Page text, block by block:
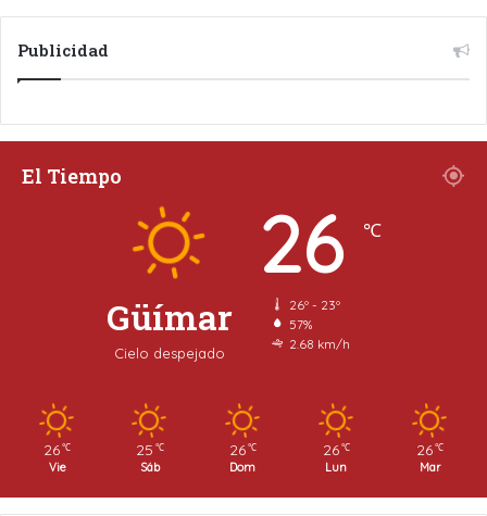
Publicidad
El Tiempo
Güímar
Cielo despejado
26 ℃
26º - 23º
57%
2.68 km/h
26 ℃
Vie
25 ℃
Sáb
26 ℃
Dom
26 ℃
Lun
26 ℃
Mar